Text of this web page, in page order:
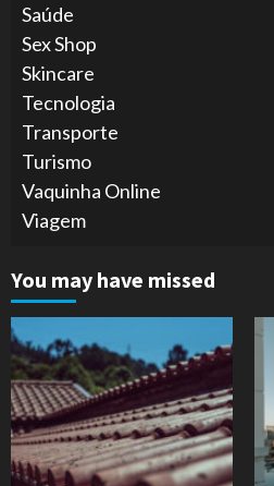
Saúde
Sex Shop
Skincare
Tecnologia
Transporte
Turismo
Vaquinha Online
Viagem
You may have missed